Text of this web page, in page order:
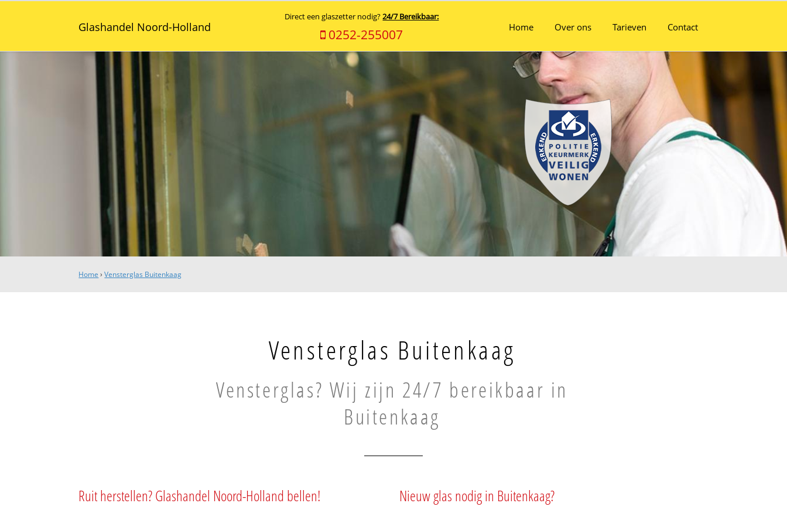
Glashandel Noord-Holland
Direct een glaszetter nodig?24/7 Bereikbaar:
0252-255007 Home Over ons Tarieven Contact
Home ›Vensterglas Buitenkaag
Vensterglas Buitenkaag
Vensterglas? Wij zijn 24/7 bereikbaar in
Buitenkaag
Ruit herstellen? Glashandel Noord-Holland bellen! Nieuw glas nodig in Buitenkaag?